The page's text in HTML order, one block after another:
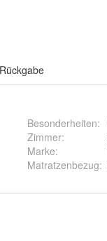
Besonderheiten:
Zimmer:
Marke:
Matratzenbezug: